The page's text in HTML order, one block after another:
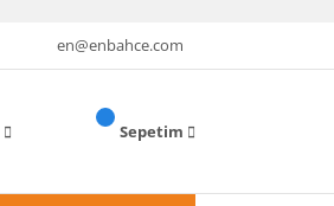
en@enbahce.com
Sepetim